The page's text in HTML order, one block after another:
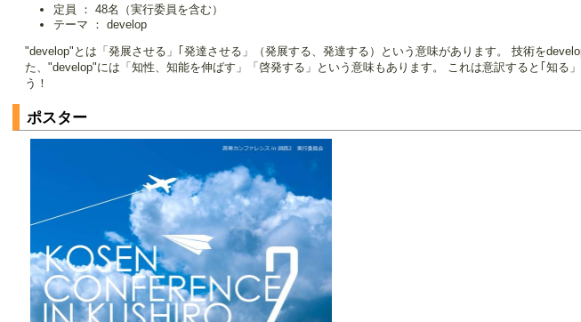
定員 ： 48名（実行委員を含む）
テーマ ： develop
"develop"とは「発展させる」｢発達させる」（発展する、発達する）という意味があります。 技術を
た、"develop"には「知性、知能を伸ばす」「啓発する」という意味もあります。 これは意訳すると｢知
う！
ポスター